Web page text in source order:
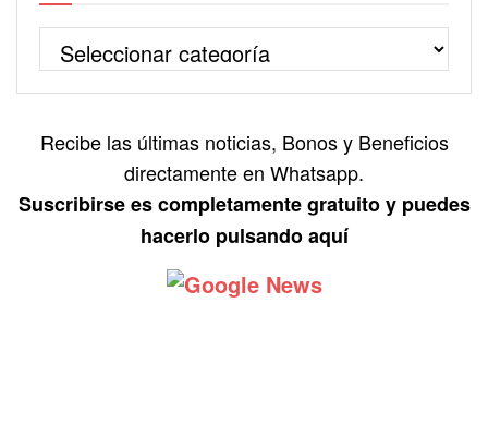
Recibe las últimas noticias, Bonos y Beneficios
directamente en Whatsapp.
Suscribirse es completamente gratuito y puedes
hacerlo pulsando aquí